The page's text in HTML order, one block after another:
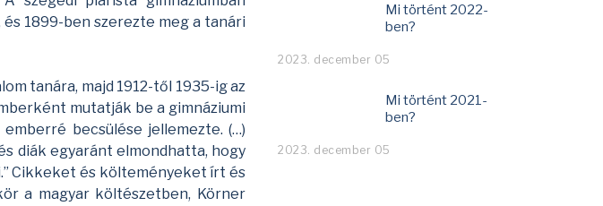
1899-ben szerezte meg a tanári
tanára, majd 1912-től 1935-ig az
mutatják be a gimnáziumi
becsülése jellemezte. (…)
diák egyaránt elmondhatta, hogy
Cikkeket és költeményeket írt és
a magyar költészetben, Körner
Mi történt 2022-
ben?
2023. december 05
Mi történt 2021-
ben?
2023. december 05